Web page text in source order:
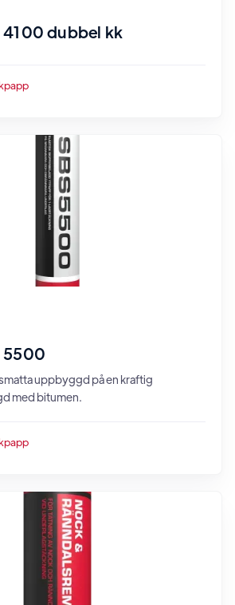
4100 dubbel kk
5500
uppbyggd på en kraftig
med bitumen.